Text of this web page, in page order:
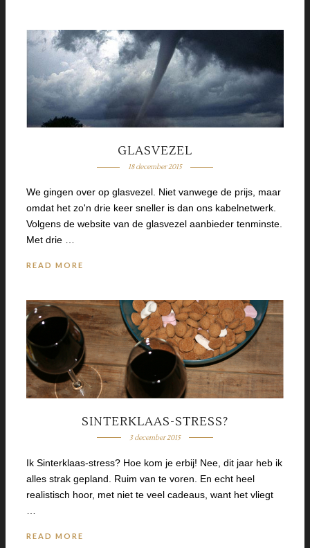
GLASVEZEL
18 december 2015
We gingen over op glasvezel. Niet vanwege de prijs, maar
omdat het zo'n drie keer sneller is dan ons kabelnetwerk.
Volgens de website van de glasvezel aanbieder tenminste.
Met drie …
READ MORE
SINTERKLAAS-STRESS?
3 december 2015
Ik Sinterklaas-stress? Hoe kom je erbij! Nee, dit jaar heb ik
alles strak gepland. Ruim van te voren. En echt heel
realistisch hoor, met niet te veel cadeaus, want het vliegt
READ MORE